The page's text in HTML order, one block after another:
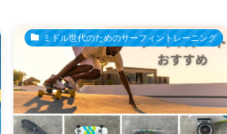
ミドル世代のためのサーフィントレーニング